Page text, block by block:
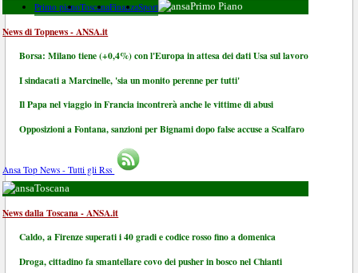
Primo pianoToscanaFinanzaSport Primo Piano
News di Topnews - ANSA.it
Borsa: Milano tiene (+0,4%) con l'Europa in attesa dei dati Usa sul lavoro
I sindacati a Marcinelle, 'sia un monito perenne per tutti'
Il Papa nel viaggio in Francia incontrerà anche le vittime di abusi
Opposizioni a Fontana, sanzioni per Bignami dopo false accuse a Scalfaro
Ansa Top News - Tutti gli Rss
Toscana
News dalla Toscana - ANSA.it
Caldo, a Firenze superati i 40 gradi e codice rosso fino a domenica
Droga, cittadino fa smantellare covo dei pusher in bosco nel Chianti